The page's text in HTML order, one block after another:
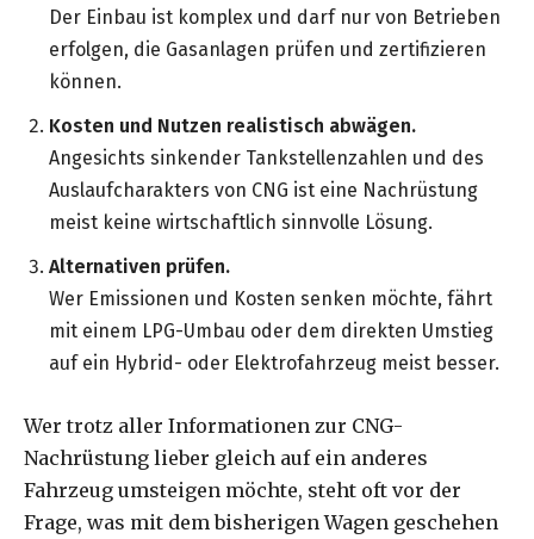
Der Einbau ist komplex und darf nur von Betrieben
erfolgen, die Gasanlagen prüfen und zertifizieren
können.
Kosten und Nutzen realistisch abwägen.
Angesichts sinkender Tankstellenzahlen und des
Auslaufcharakters von CNG ist eine Nachrüstung
meist keine wirtschaftlich sinnvolle Lösung.
Alternativen prüfen.
Wer Emissionen und Kosten senken möchte, fährt
mit einem LPG-Umbau oder dem direkten Umstieg
auf ein Hybrid- oder Elektrofahrzeug meist besser.
Wer trotz aller Informationen zur CNG-
Nachrüstung lieber gleich auf ein anderes
Fahrzeug umsteigen möchte, steht oft vor der
Frage, was mit dem bisherigen Wagen geschehen